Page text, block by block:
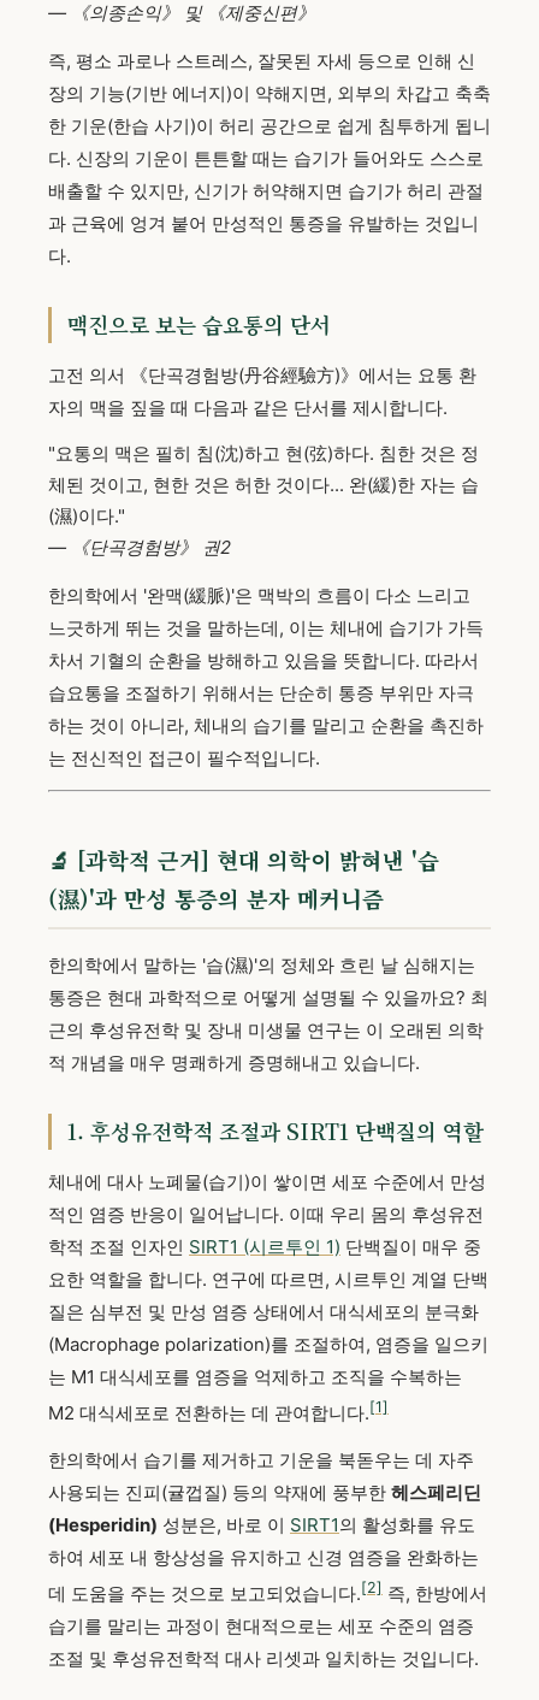
— 《의종손익》 및 《제중신편》
즉, 평소 과로나 스트레스, 잘못된 자세 등으로 인해 신
장의 기능(기반 에너지)이 약해지면, 외부의 차갑고 축축
한 기운(한습 사기)이 허리 공간으로 쉽게 침투하게 됩니
다. 신장의 기운이 튼튼할 때는 습기가 들어와도 스스로
배출할 수 있지만, 신기가 허약해지면 습기가 허리 관절
과 근육에 엉겨 붙어 만성적인 통증을 유발하는 것입니
다.
맥진으로 보는 습요통의 단서
고전 의서 《단곡경험방(丹谷經驗方)》에서는 요통 환
자의 맥을 짚을 때 다음과 같은 단서를 제시합니다.
"요통의 맥은 필히 침(沈)하고 현(弦)하다. 침한 것은 정
체된 것이고, 현한 것은 허한 것이다... 완(緩)한 자는 습
(濕)이다."
— 《단곡경험방》 권2
한의학에서 '완맥(緩脈)'은 맥박의 흐름이 다소 느리고
느긋하게 뛰는 것을 말하는데, 이는 체내에 습기가 가득
차서 기혈의 순환을 방해하고 있음을 뜻합니다. 따라서
습요통을 조절하기 위해서는 단순히 통증 부위만 자극
하는 것이 아니라, 체내의 습기를 말리고 순환을 촉진하
는 전신적인 접근이 필수적입니다.
🔬 [과학적 근거] 현대 의학이 밝혀낸 '습
(濕)'과 만성 통증의 분자 메커니즘
한의학에서 말하는 '습(濕)'의 정체와 흐린 날 심해지는
통증은 현대 과학적으로 어떻게 설명될 수 있을까요? 최
근의 후성유전학 및 장내 미생물 연구는 이 오래된 의학
적 개념을 매우 명쾌하게 증명해내고 있습니다.
1. 후성유전학적 조절과 SIRT1 단백질의 역할
체내에 대사 노폐물(습기)이 쌓이면 세포 수준에서 만성
적인 염증 반응이 일어납니다. 이때 우리 몸의 후성유전
학적 조절 인자인 SIRT1 (시르투인 1) 단백질이 매우 중
요한 역할을 합니다. 연구에 따르면, 시르투인 계열 단백
질은 심부전 및 만성 염증 상태에서 대식세포의 분극화
(Macrophage polarization)를 조절하여, 염증을 일으키
는 M1 대식세포를 염증을 억제하고 조직을 수복하는
M2 대식세포로 전환하는 데 관여합니다.[1]
한의학에서 습기를 제거하고 기운을 북돋우는 데 자주
사용되는 진피(귤껍질) 등의 약재에 풍부한 헤스페리딘
(Hesperidin) 성분은, 바로 이 SIRT1의 활성화를 유도
하여 세포 내 항상성을 유지하고 신경 염증을 완화하는
데 도움을 주는 것으로 보고되었습니다.[2] 즉, 한방에서
습기를 말리는 과정이 현대적으로는 세포 수준의 염증
조절 및 후성유전학적 대사 리셋과 일치하는 것입니다.